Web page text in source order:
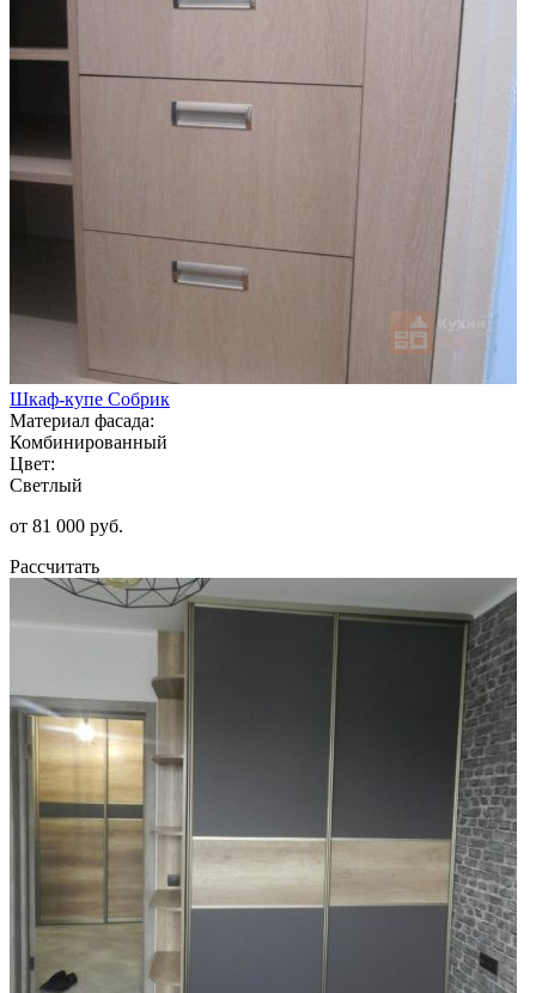
Шкаф-купе Собрик
Материал фасада:
Комбинированный
Цвет:
Светлый
от 81 000 руб.
Рассчитать